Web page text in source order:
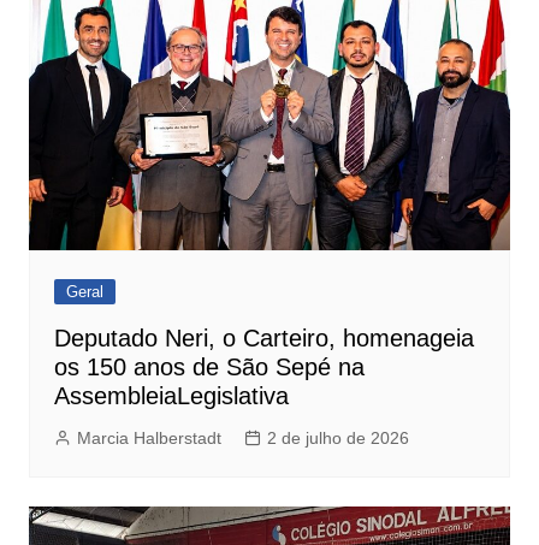
Geral
Deputado Neri, o Carteiro, homenageia
os 150 anos de São Sepé na
AssembleiaLegislativa
Marcia Halberstadt 2 de julho de 2026